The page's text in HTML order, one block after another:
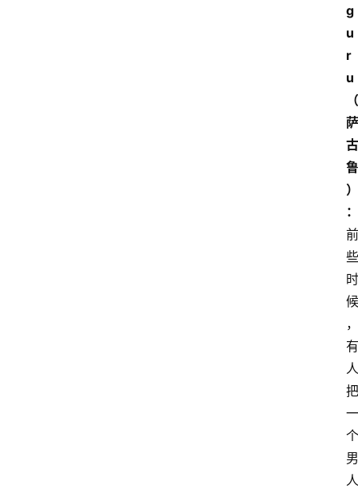
g
u
r
u
（
萨
古
鲁
）
：
前
些
时
候
，
有
人
把
一
个
男
人